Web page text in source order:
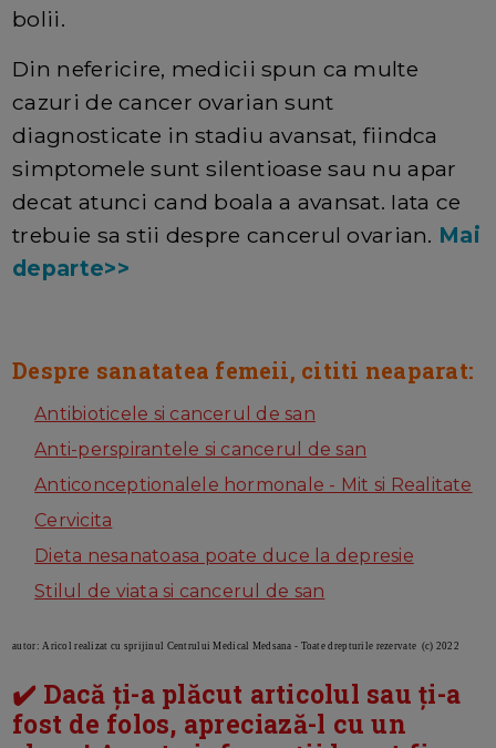
bolii.
Din nefericire, medicii spun ca multe
cazuri de cancer ovarian sunt
diagnosticate in stadiu avansat, fiindca
simptomele sunt silentioase sau nu apar
decat atunci cand boala a avansat. Iata ce
trebuie sa stii despre cancerul ovarian. Mai
departe>>
Despre sanatatea femeii, cititi neaparat:
Antibioticele si cancerul de san
Anti-perspirantele si cancerul de san
Anticonceptionalele hormonale - Mit si Realitate
Cervicita
Dieta nesanatoasa poate duce la depresie
Stilul de viata si cancerul de san
autor: Aricol realizat cu sprijinul Centrului Medical Medsana - Toate drepturile rezervate (c) 2022
✔️ Dacă ți-a plăcut articolul sau ți-a
fost de folos, apreciază-l cu un